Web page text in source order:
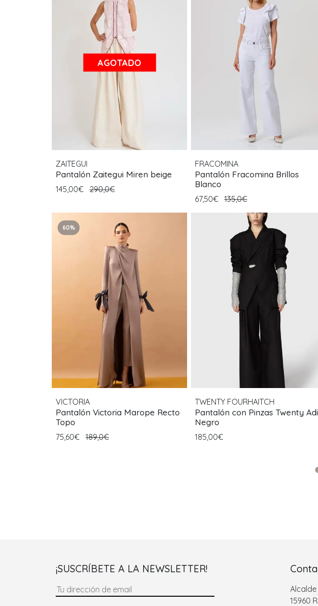
AGOTADO
ZAITEGUI
Pantalón Zaitegui Miren beige
145,00€ 290,0€
FRACOMINA
Pantalón Fracomina Brillos
Blanco
67,50€ 135,0€
60%
VICTORIA
Pantalón Victoria Marope Recto
Topo
75,60€ 189,0€
TWENTY FOURHAITCH
Pantalón con Pinzas Twenty
Negro
185,00€
¡SUSCRÍBETE A LA NEWSLETTER!
Alcalde
15960